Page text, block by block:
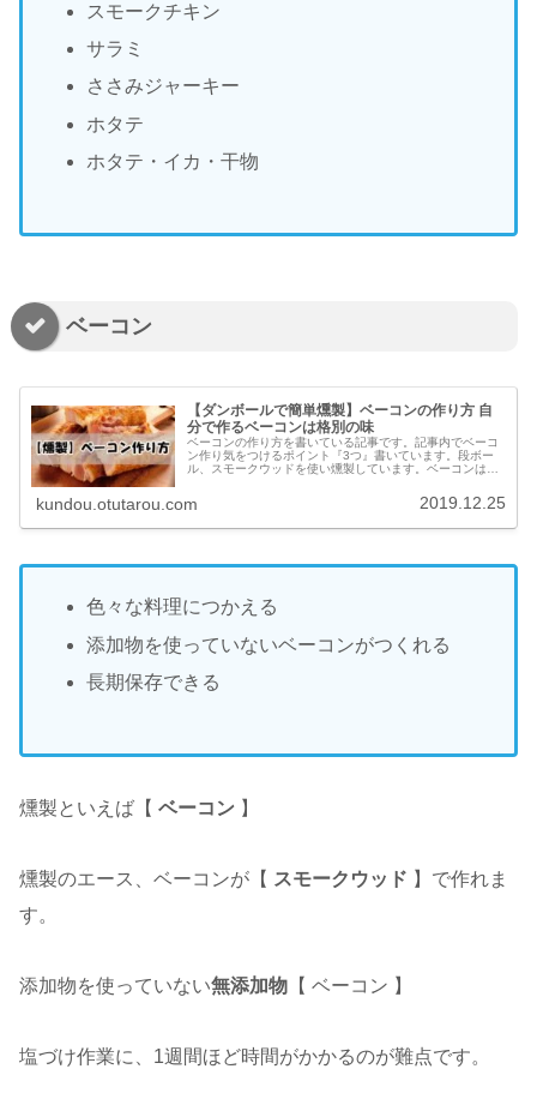
スモークチキン
サラミ
ささみジャーキー
ホタテ
ホタテ・イカ・干物
ベーコン
【ダンボールで簡単燻製】ベーコンの作り方 自
分で作るベーコンは格別の味
ベーコンの作り方を書いている記事です。記事内でベーコ
ン作り気をつけるポイント『3つ』書いています。段ボー
ル、スモークウッドを使い燻製しています。ベーコンは失
kundou.otutarou.com 2019.12.25
色々な料理につかえる
添加物を使っていないベーコンがつくれる
長期保存できる
燻製といえば【 ベーコン 】
燻製のエース、ベーコンが【 スモークウッド 】で作れま
す。
添加物を使っていない無添加物 【 ベーコン 】
塩づけ作業に、1週間ほど時間がかかるのが難点です。